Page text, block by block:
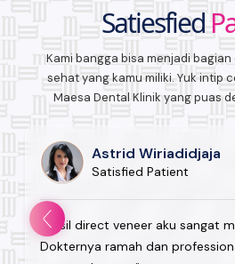
Satiesfied
Kami bangga bisa menjadi
sehat yang kamu miliki. Yuk intip
Maesa Dental Klinik yang puas
Astrid Wiriadidjaja
Satisfied Patient
"Hasil direct veneer aku sangat
Dokternya ramah dan